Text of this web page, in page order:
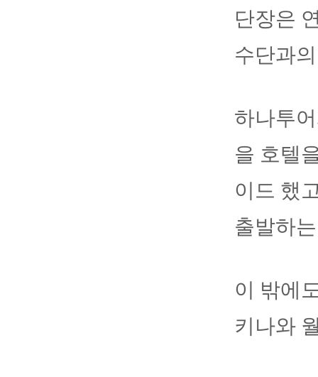
단장은
수단과
하나투
을 호텔
이드 했
출발하
이 밖에
키나와